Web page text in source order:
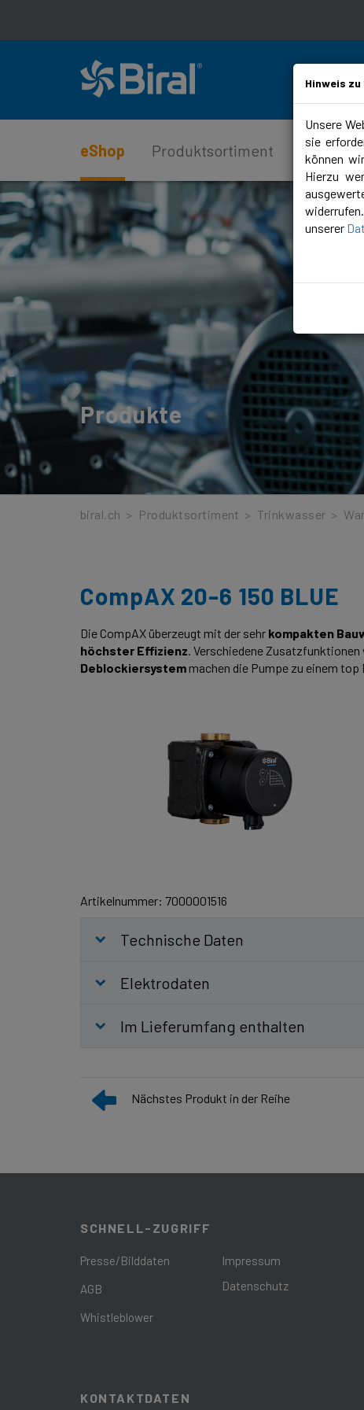
eShop Produktsortiment Service
Produkte
biral.ch > Produktsortiment > Trinkwasser >
CompAX 20-6 150 BLUE
Die CompAX überzeugt mit der sehr kompakten
höchster Effizienz. Verschiedene Zusatzfunktionen
Deblockiersystem machen die Pumpe zu einem top
Artikelnummer: 7000001516
Technische Daten
Elektrodaten
Im Lieferumfang enthalten
Nächstes Produkt in der Reihe
SCHNELL-ZUGRIFF
Presse/Bilddaten
AGB
Whistleblower
Impressum
Datenschutz
KONTAKTDATEN
Hinweis
Unsere
sie
können
Hierzu
unserer